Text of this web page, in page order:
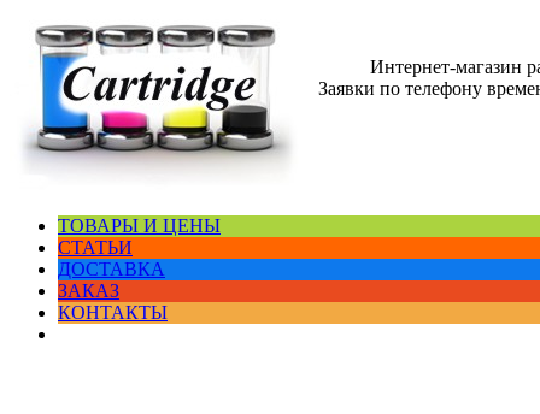
Интернет-магазин
Заявки по телефону
ТОВАРЫ И ЦЕНЫ
СТАТЬИ
ДОСТАВКА
ЗАКАЗ
КОНТАКТЫ